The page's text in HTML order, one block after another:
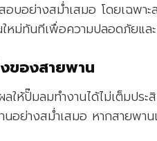
บอย่างสม่ำเสมอ โดยเฉพ
หม่ทันทีเพื่อความปลอดภัยแล
ของสายพาน
ห้ปั๊มลมทำงานได้ไม่เต็มปร
อย่างสม่ำเสมอ หากสายพา